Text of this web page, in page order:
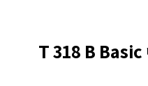
להבים למסור אנכי T 318 B Basic